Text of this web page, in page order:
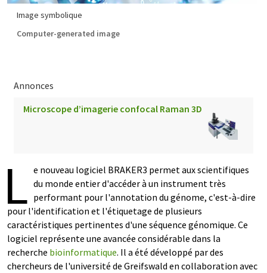
Image symbolique
Computer-generated image
Annonces
Microscope d’imagerie confocal Raman 3D
L e nouveau logiciel BRAKER3 permet aux scientifiques
du monde entier d'accéder à un instrument très
performant pour l'annotation du génome, c'est-à-dire
pour l'identification et l'étiquetage de plusieurs
caractéristiques pertinentes d'une séquence génomique. Ce
logiciel représente une avancée considérable dans la
recherche bioinformatique. Il a été développé par des
chercheurs de l'université de Greifswald en collaboration avec